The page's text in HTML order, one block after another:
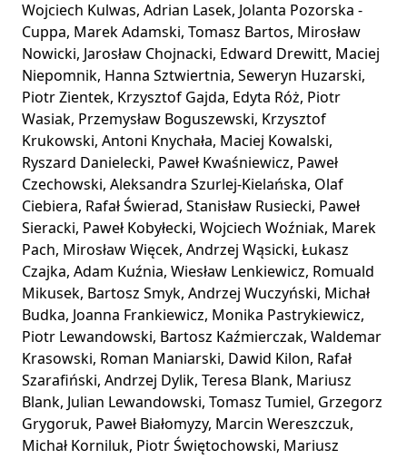
Wojciech Kulwas, Adrian Lasek, Jolanta Pozorska -
Cuppa, Marek Adamski, Tomasz Bartos, Mirosław
Nowicki, Jarosław Chojnacki, Edward Drewitt, Maciej
Niepomnik, Hanna Sztwiertnia, Seweryn Huzarski,
Piotr Zientek, Krzysztof Gajda, Edyta Róż, Piotr
Wasiak, Przemysław Boguszewski, Krzysztof
Krukowski, Antoni Knychała, Maciej Kowalski,
Ryszard Danielecki, Paweł Kwaśniewicz, Paweł
Czechowski, Aleksandra Szurlej-Kielańska, Olaf
Ciebiera, Rafał Świerad, Stanisław Rusiecki, Paweł
Sieracki, Paweł Kobyłecki, Wojciech Woźniak, Marek
Pach, Mirosław Więcek, Andrzej Wąsicki, Łukasz
Czajka, Adam Kuźnia, Wiesław Lenkiewicz, Romuald
Mikusek, Bartosz Smyk, Andrzej Wuczyński, Michał
Budka, Joanna Frankiewicz, Monika Pastrykiewicz,
Piotr Lewandowski, Bartosz Kaźmierczak, Waldemar
Krasowski, Roman Maniarski, Dawid Kilon, Rafał
Szarafiński, Andrzej Dylik, Teresa Blank, Mariusz
Blank, Julian Lewandowski, Tomasz Tumiel, Grzegorz
Grygoruk, Paweł Białomyzy, Marcin Wereszczuk,
Michał Korniluk, Piotr Świętochowski, Mariusz